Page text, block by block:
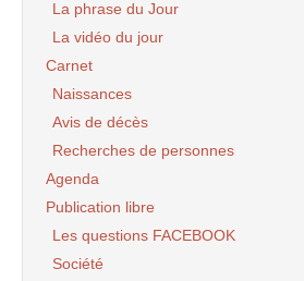
La phrase du Jour
La vidéo du jour
Carnet
Naissances
Avis de décès
Recherches de personnes
Agenda
Publication libre
Les questions FACEBOOK
Société